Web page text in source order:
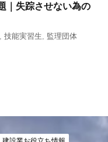
｜失踪させない為の
技能実習生 監理団体